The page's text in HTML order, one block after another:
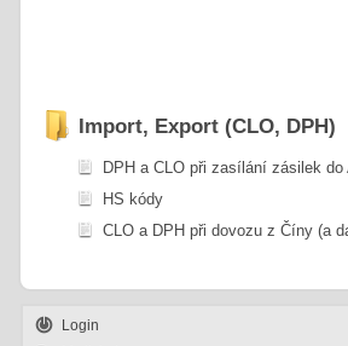
Import, Export (CLO, DPH)
DPH a CLO při zasílání zásilek do
HS kódy
CLO a DPH při dovozu z Číny (a dalších
Login